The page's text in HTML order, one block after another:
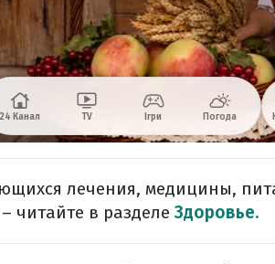
лечения, медицины,
читайте в разделе Здоровье.